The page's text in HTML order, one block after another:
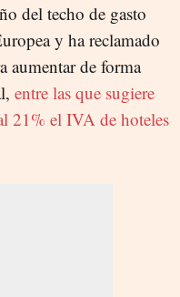
del techo de gasto
y ha reclamado
aumentar de forma
entre las que sugiere
21% el IVA de hoteles